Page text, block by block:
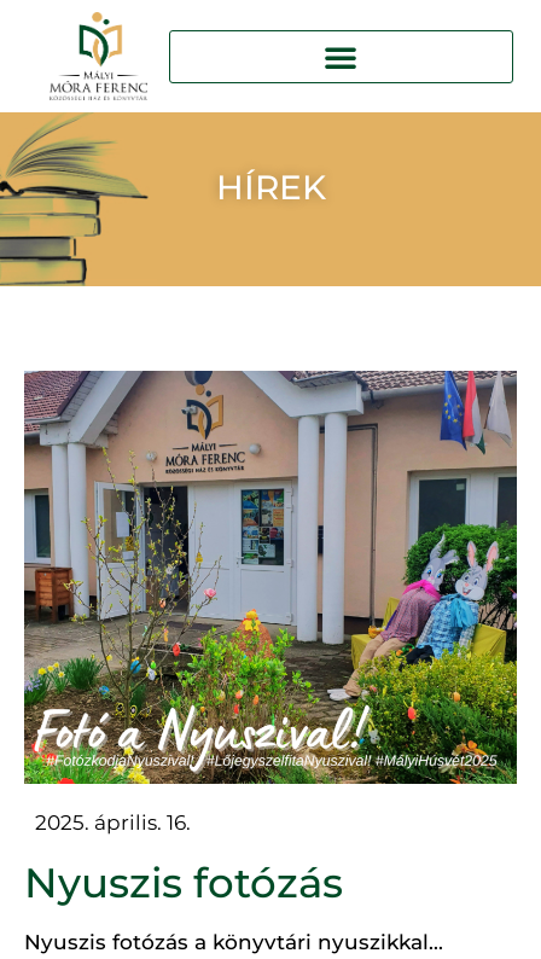
HÍREK
2025. április. 16.
Nyuszis fotózás
Nyuszis fotózás a könyvtári nyuszikkal...